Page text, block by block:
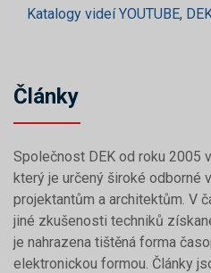
Katalogy videí YOUTUBE,
Články
Společnost DEK od roku 2005
který je určený široké odborné
projektantům a architektům. V
jiné zkušenosti techniků
je nahrazena tištěná forma
elektronickou formou. Články